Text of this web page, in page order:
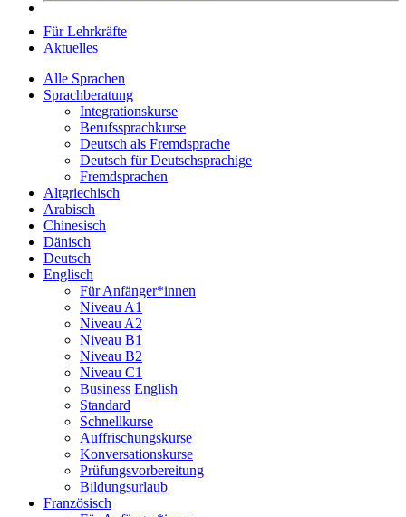
Für Lehrkräfte
Aktuelles
Alle Sprachen
Sprachberatung
Integrationskurse
Berufssprachkurse
Deutsch als Fremdsprache
Deutsch für Deutschsprachige
Fremdsprachen
Altgriechisch
Arabisch
Chinesisch
Dänisch
Deutsch
Englisch
Für Anfänger*innen
Niveau A1
Niveau A2
Niveau B1
Niveau B2
Niveau C1
Business English
Standard
Schnellkurse
Auffrischungskurse
Konversationskurse
Prüfungsvorbereitung
Bildungsurlaub
Französisch